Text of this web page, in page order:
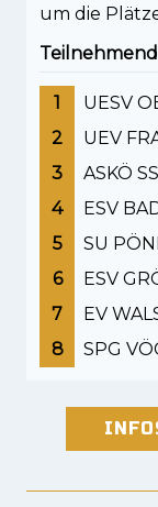
um die
1
UESV
2
UEV
3
ASKÖ
4
ESV
5
SU
6
ESV
7
EV
8
SPG